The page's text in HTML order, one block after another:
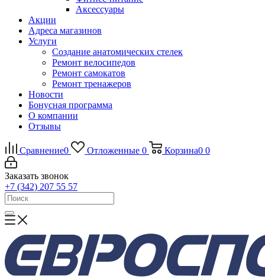
Аксессуары
Акции
Адреса магазинов
Услуги
Создание анатомических стелек
Ремонт велосипедов
Ремонт самокатов
Ремонт тренажеров
Новости
Бонусная программа
О компании
Отзывы
Сравнение0 Отложенные 0 Корзина0 0
Заказать звонок
+7 (342) 207 55 57